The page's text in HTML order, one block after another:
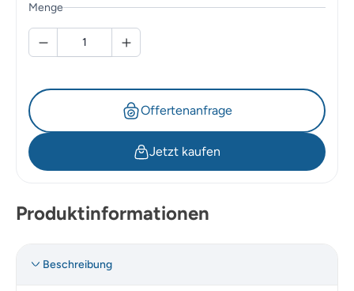
Menge
Offertenanfrage
Jetzt kaufen
Produktinformationen
Beschreibung